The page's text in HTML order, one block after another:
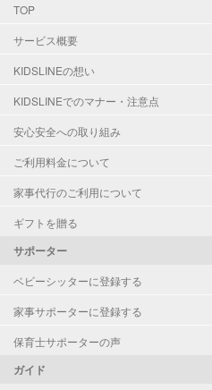
TOP
サービス概要
KIDSLINEの想い
KIDSLINEでのマナー・注意点
安心安全への取り組み
ご利用料金について
家事代行のご利用について
ギフトを贈る
サポーター
ベビーシッターに登録する
家事サポーターに登録する
保育士サポーターの声
ガイド